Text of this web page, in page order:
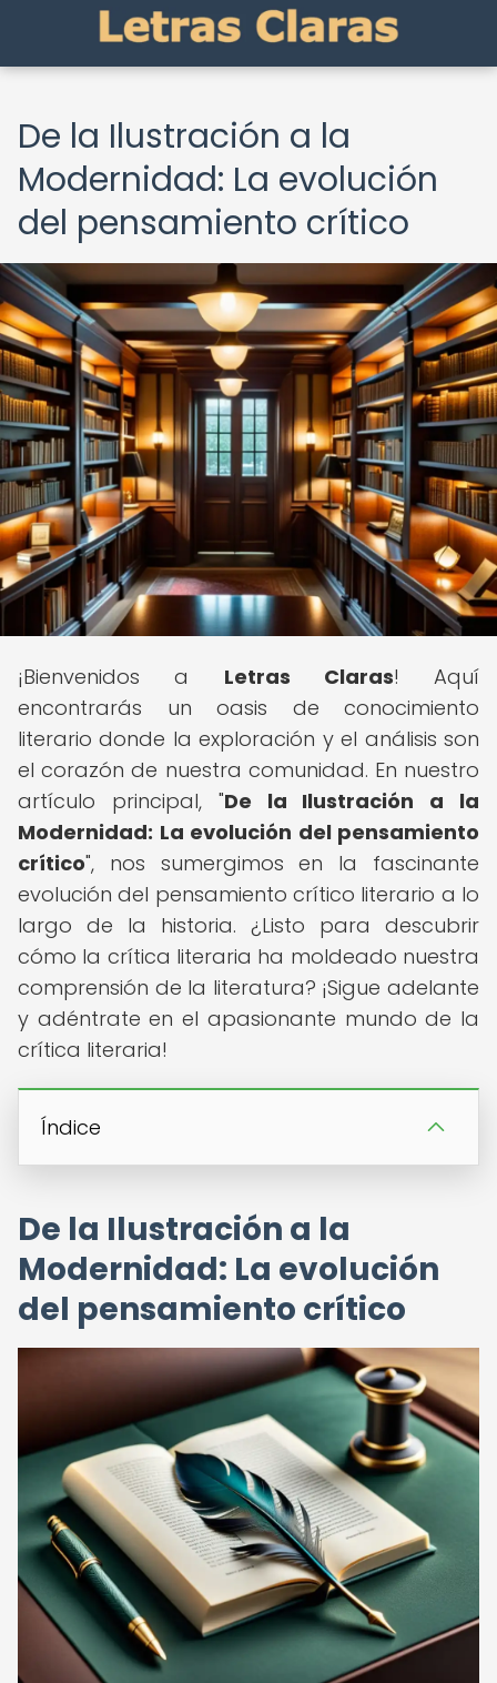
De la Ilustración a la
Modernidad: La evolución
del pensamiento crítico
¡Bienvenidos a Letras Claras! Aquí
encontrarás un oasis de conocimiento
literario donde la exploración y el análisis son
el corazón de nuestra comunidad. En nuestro
artículo principal, "De la Ilustración a la
Modernidad: La evolución del pensamiento
crítico", nos sumergimos en la fascinante
evolución del pensamiento crítico literario a lo
largo de la historia. ¿Listo para descubrir
cómo la crítica literaria ha moldeado nuestra
comprensión de la literatura? ¡Sigue adelante
y adéntrate en el apasionante mundo de la
crítica literaria!
Índice
De la Ilustración a la
Modernidad: La evolución
del pensamiento crítico